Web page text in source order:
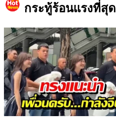
กระทู้ร้อนแรงที่สุ